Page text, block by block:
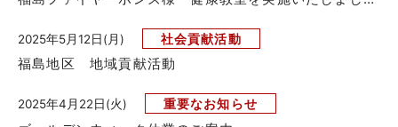
2025年5月12日(月) 社会貢献活動
福島地区 地域貢献活動
2025年4月22日(火) 重要なお知らせ